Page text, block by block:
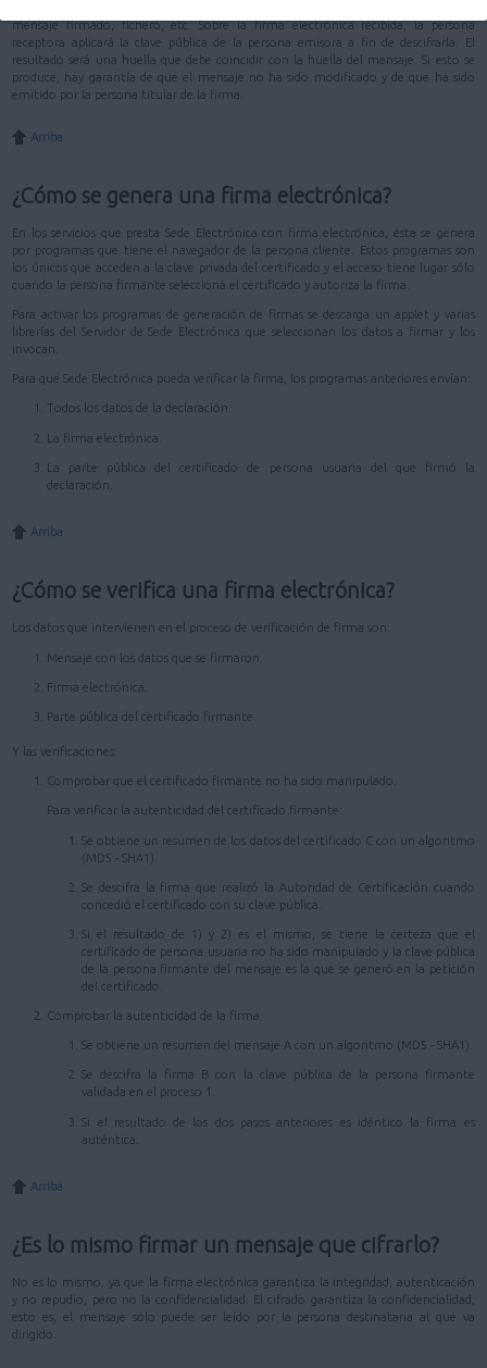
mensaje firmado, fichero, etc. Sobre la firma electrónica recibida, la persona
receptora aplicará la clave pública de la persona emisora a fin de descifrarla. El
resultado será una huella que debe coincidir con la huella del mensaje. Si esto se
produce, hay garantía de que el mensaje no ha sido modificado y de que ha sido
emitido por la persona titular de la firma.
Arriba
¿Cómo se genera una firma electrónica?
En los servicios que presta Sede Electrónica con firma electrónica, ésta se genera
por programas que tiene el navegador de la persona cliente. Estos programas son
los únicos que acceden a la clave privada del certificado y el acceso tiene lugar sólo
cuando la persona firmante selecciona el certificado y autoriza la firma.
Para activar los programas de generación de firmas se descarga un applet y varias
librerías del Servidor de Sede Electrónica que seleccionan los datos a firmar y los
invocan.
Para que Sede Electrónica pueda verificar la firma, los programas anteriores envían:
Todos los datos de la declaración.
La firma electrónica.
La parte pública del certificado de persona usuaria del que firmó la
declaración.
Arriba
¿Cómo se verifica una firma electrónica?
Los datos que intervienen en el proceso de verificación de firma son:
Mensaje con los datos que se firmaron.
Firma electrónica.
Parte pública del certificado firmante.
Y las verificaciones:
Comprobar que el certificado firmante no ha sido manipulado.
Para verificar la autenticidad del certificado firmante:
Se obtiene un resumen de los datos del certificado C con un algoritmo
(MD5 - SHA1).
Se descifra la firma que realizó la Autoridad de Certificación cuando
concedió el certificado con su clave pública.
Si el resultado de 1) y 2) es el mismo, se tiene la certeza que el
certificado de persona usuaria no ha sido manipulado y la clave pública
de la persona firmante del mensaje es la que se generó en la petición
del certificado.
Comprobar la autenticidad de la firma.
Se obtiene un resumen del mensaje A con un algoritmo (MD5 - SHA1).
Se descifra la firma B con la clave pública de la persona firmante
validada en el proceso 1.
Si el resultado de los dos pasos anteriores es idéntico la firma es
auténtica.
Arriba
¿Es lo mismo firmar un mensaje que cifrarlo?
No es lo mismo, ya que la firma electrónica garantiza la integridad, autenticación
y no repudio, pero no la confidencialidad. El cifrado garantiza la confidencialidad,
esto es, el mensaje sólo puede ser leído por la persona destinataria al que va
dirigido.